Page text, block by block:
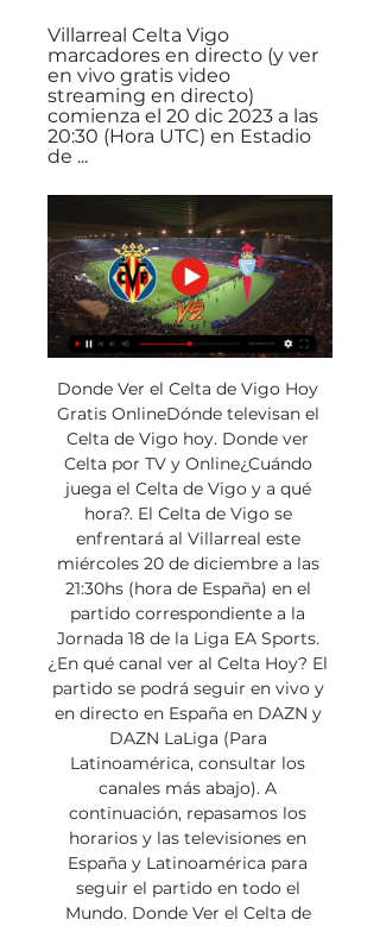
Villarreal Celta Vigo
marcadores en directo (y ver
en vivo gratis video
streaming en directo)
comienza el 20 dic 2023 a las
20:30 (Hora UTC) en Estadio
de ...
Donde Ver el Celta de Vigo Hoy
Gratis OnlineDónde televisan el
Celta de Vigo hoy. Donde ver
Celta por TV y Online¿Cuándo
juega el Celta de Vigo y a qué
hora?. El Celta de Vigo se
enfrentará al Villarreal este
miércoles 20 de diciembre a las
21:30hs (hora de España) en el
partido correspondiente a la
Jornada 18 de la Liga EA Sports.
¿En qué canal ver al Celta Hoy? El
partido se podrá seguir en vivo y
en directo en España en DAZN y
DAZN LaLiga (Para
Latinoamérica, consultar los
canales más abajo). A
continuación, repasamos los
horarios y las televisiones en
España y Latinoamérica para
seguir el partido en todo el
Mundo. Donde Ver el Celta de